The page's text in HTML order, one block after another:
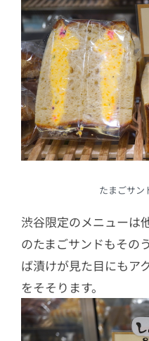
たまごサン
渋谷限定のメニューは
のたまごサンドもその
ば漬けが見た目にもア
をそそります。